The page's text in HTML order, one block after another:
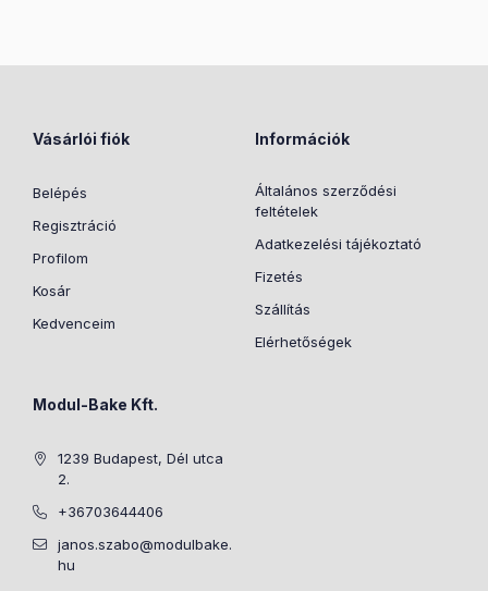
Vásárlói fiók
Belépés
Regisztráció
Profilom
Kosár
Kedvenceim
Információk
Általános szerződési
feltételek
Adatkezelési tájékoztató
Fizetés
Szállítás
Elérhetőségek
Modul-Bake Kft.
1239 Budapest, Dél utca
2.
+36703644406
janos.szabo@modulbake.
hu